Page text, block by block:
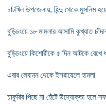
চাটখিল উপজেলায়, হিন্দু থেকে মুসলিম
বুড়িচংয়ে ১৮ মামলার আসামি কুখ্যাত
বুড়িচংয়ে কিশোরীকে ৫ দিন আটকে রেখে
এবার লেবানন থেকে ইসরায়েলে হামলা
চাকুরির পিছে না হেঁটে উদ্যোক্তা হলে